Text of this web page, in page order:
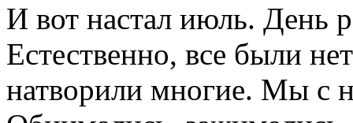
И вот настал июль. День
Естественно, все были
натворили многие. Мы с